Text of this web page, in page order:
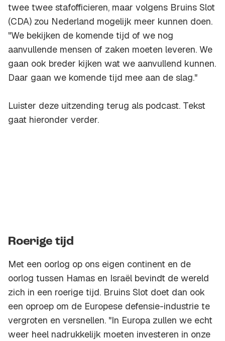
twee twee stafofficieren, maar volgens Bruins Slot
(CDA) zou Nederland mogelijk meer kunnen doen.
"We bekijken de komende tijd of we nog
aanvullende mensen of zaken moeten leveren. We
gaan ook breder kijken wat we aanvullend kunnen.
Daar gaan we komende tijd mee aan de slag."
Luister deze uitzending terug als podcast. Tekst
gaat hieronder verder.
Roerige tijd
Met een oorlog op ons eigen continent en de
oorlog tussen Hamas en Israël bevindt de wereld
zich in een roerige tijd. Bruins Slot doet dan ook
een oproep om de Europese defensie-industrie te
vergroten en versnellen. "In Europa zullen we echt
weer heel nadrukkelijk moeten investeren in onze